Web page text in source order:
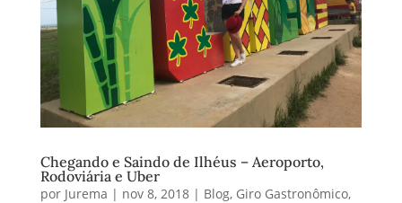
Chegando e Saindo de Ilhéus – Aeroporto,
Rodoviária e Uber
por Jurema | nov 8, 2018| Blog, Giro Gastronômico,